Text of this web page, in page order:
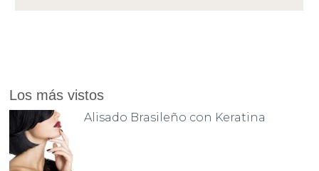
Los más vistos
Alisado Brasileño con Keratina